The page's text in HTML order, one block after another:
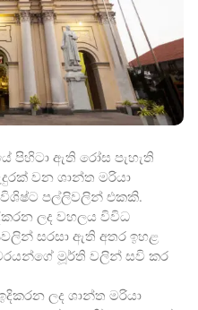
පිහිටා ඇති රෝස පැහැති
වන ශාන්ත මරියා
පල්ලිවලින් එකකි.
ලද වහලය විවිධ
සරසා ඇති අතර ඉහළ
මූර්ති වලින් සවි කර
ලද ශාන්ත මරියා